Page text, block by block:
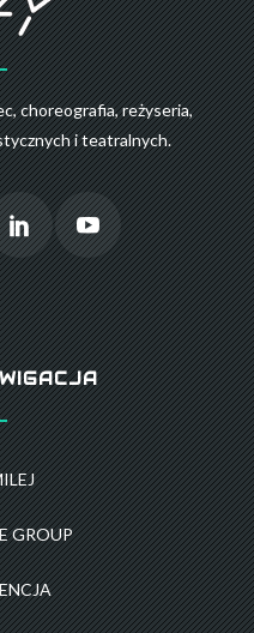
choreografia, reżyseria,
i teatralnych.
GROUP